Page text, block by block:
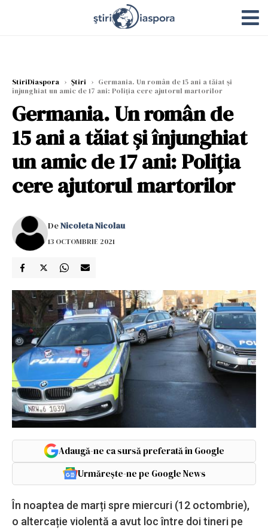
StiriDiaspora › Știri › Germania. Un român de 15 ani a tăiat și
înjunghiat un amic de 17 ani: Poliția cere ajutorul martorilor
Germania. Un român de
15 ani a tăiat și înjunghiat
un amic de 17 ani: Poliția
cere ajutorul martorilor
DeNicoleta Nicolau
13 OCTOMBRIE 2021
Adaugă-ne ca sursă preferată în Google
Urmărește-ne pe Google News
În noaptea de marți spre miercuri (12 octombrie),
o altercație violentă a avut loc între doi tineri pe